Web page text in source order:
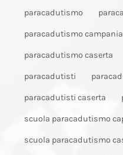
paracadutismo
paracadutismo campania
paracadutismo caserta
paracadutisti
paracadutisti caserta
scuola paracadutismo
scuola paracadutismo